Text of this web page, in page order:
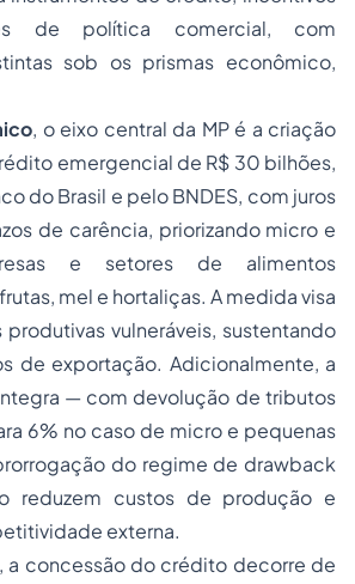
de política comercial, com
sob os prismas econômico,
, o eixo central da MP é a criação
emergencial de R$ 30 bilhões,
do Brasil e pelo BNDES, com juros
de carência, priorizando micro e
e setores de alimentos
mel e hortaliças. A medida visa
produtivas vulneráveis, sustentando
de exportação. Adicionalmente, a
— com devolução de tributos
6% no caso de micro e pequenas
do regime de drawback
reduzem custos de produção e
externa.
, a concessão do crédito decorre de